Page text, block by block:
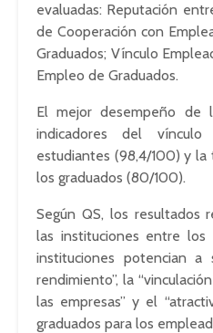
evaluadas: Reputación
de Cooperación con
Graduados; Vínculo
Empleo de Graduados.
El mejor desempeño
indicadores del
estudiantes (98,4/100) y
los graduados (80/100).
Según QS, los resultados
las instituciones entre los
instituciones potencian
rendimiento”, la
las empresas” y el
graduados para los